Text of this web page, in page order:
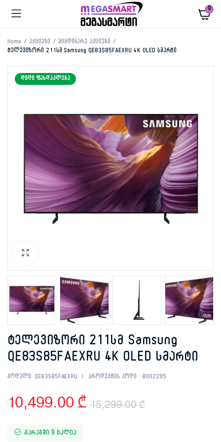
0
Home აქციები
მიმდინარე აქციები
ტელევიზორი 211სმ Samsung QE83S85FAEXRU 4K OLED სმარტი
ᲓᲘᲓᲘ ᲤᲐᲡᲓᲐᲙᲚᲔᲑᲐ
ტელევიზორი 211სმ Samsung
QE83S85FAEXRU 4K OLED სმარტი
მოდელი: QE83S85FAEXRU პროდუქტის კოდი : 8002295
15,299.00₾
10,499.00 ₾
მარაგში 9 ცალია